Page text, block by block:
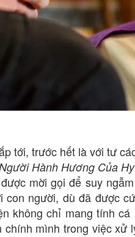
tới, trước hết là với tư
Hành Hương Của
mời gọi để suy
con người, dù đã được
không chỉ mang tính
chính mình trong việc